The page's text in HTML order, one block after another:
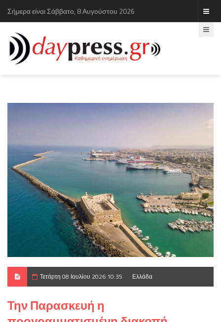
Σήμερα είναι Σάββατο, 8 Αυγούστου 2026
Τετάρτη 08 Ιουλίου 2026 10:35 Ελλάδα
Την Παρασκευή η